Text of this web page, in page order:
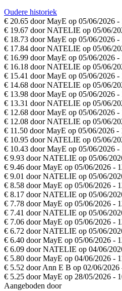
Oudere historiek
€ 20.65 door MayE op 05/06/2026 -
€ 19.67 door NATELIE op 05/06/
€ 18.73 door MayE op 05/06/2026 -
€ 17.84 door NATELIE op 05/06/
€ 16.99 door MayE op 05/06/2026 -
€ 16.18 door NATELIE op 05/06/
€ 15.41 door MayE op 05/06/2026 -
€ 14.68 door NATELIE op 05/06/
€ 13.98 door MayE op 05/06/2026 -
€ 13.31 door NATELIE op 05/06/
€ 12.68 door MayE op 05/06/2026 -
€ 12.08 door NATELIE op 05/06/
€ 11.50 door MayE op 05/06/2026 -
€ 10.95 door NATELIE op 05/06/
€ 10.43 door MayE op 05/06/2026 -
€ 9.93 door NATELIE op 05/06/
€ 9.46 door MayE op 05/06/2026 -
€ 9.01 door NATELIE op 05/06/
€ 8.58 door MayE op 05/06/2026 -
€ 8.17 door NATELIE op 05/06/
€ 7.78 door MayE op 05/06/2026 -
€ 7.41 door NATELIE op 05/06/
€ 7.06 door MayE op 05/06/2026 -
€ 6.72 door NATELIE op 05/06/
€ 6.40 door MayE op 05/06/2026 -
€ 6.09 door NATELIE op 04/06/
€ 5.80 door MayE op 04/06/2026 -
€ 5.52 door Ann E B op 02/06/2026
€ 5.25 door MayE op 28/05/2026 -
Aangeboden door